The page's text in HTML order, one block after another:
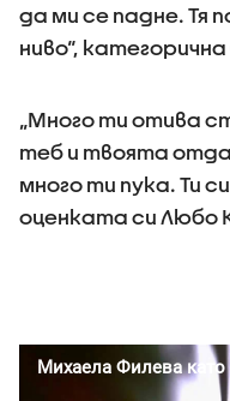
да ми се падне. Тя
ниво“,
„Много ти отива
теб и твоята
много ти пука. Ти
оценката си Любо